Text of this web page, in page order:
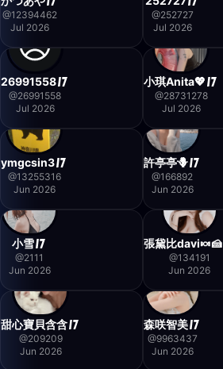
@12394462
Jul 2026
@252727
Jul 2026
26991558
@26991558
Jul 2026
小琪Anita💖
@28731278
Jul 2026
ymgcsin3
@13255316
Jun 2026
許亭亭🪻
@166892
Jun 2026
小雪
@2111
Jun 2026
張黛比davi🍬🍰
@134191
Jun 2026
甜心寶貝含含
@209209
Jun 2026
森咲智美
@9963437
Jun 2026